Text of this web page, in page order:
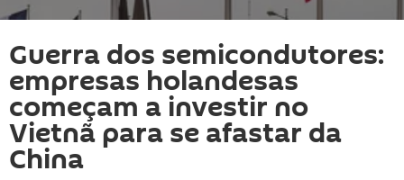
Guerra dos semicondutores:
empresas holandesas
começam a investir no
Vietnã para se afastar da
China